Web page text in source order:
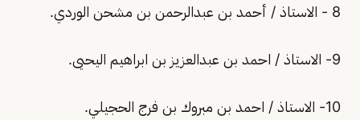
8 - الاستاذ / أحمد بن عبدالرحمن بن مشحن الوردي.
9- الاستاذ / احمد بن عبدالعزيز بن ابراهيم اليحيى.
10- الاستاذ / احمد بن مبروك بن فرج الحجيلي.